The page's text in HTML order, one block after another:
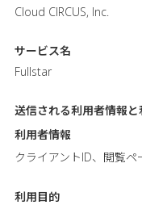
Cloud CIRCUS, Inc.
サービス名
Fullstar
送信される利用者情報と
利用者情報
クライアントID、閲覧
利用目的